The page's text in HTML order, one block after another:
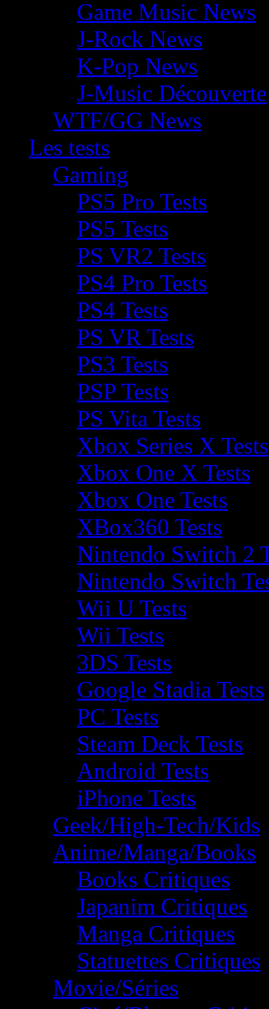
Game Music News
J-Rock News
K-Pop News
J-Music Découverte
WTF/GG News
Les tests
Gaming
PS5 Pro Tests
PS5 Tests
PS VR2 Tests
PS4 Pro Tests
PS4 Tests
PS VR Tests
PS3 Tests
PSP Tests
PS Vita Tests
Xbox Series X Tests
Xbox One X Tests
Xbox One Tests
XBox360 Tests
Nintendo Switch 2
Nintendo Switch
Wii U Tests
Wii Tests
3DS Tests
Google Stadia Tests
PC Tests
Steam Deck Tests
Android Tests
iPhone Tests
Geek/High-Tech/Kids
Anime/Manga/Books
Books Critiques
Japanim Critiques
Manga Critiques
Statuettes Critiques
Movie/Séries